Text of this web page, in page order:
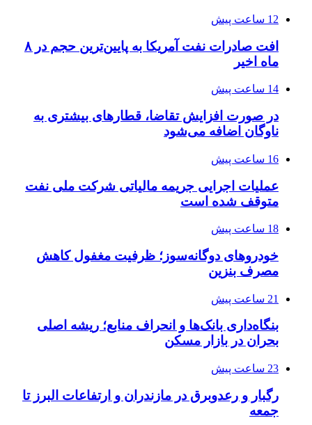
12 ساعت پیش
افت صادرات نفت آمریکا به پایین‌ترین حجم در ۸
ماه اخیر
14 ساعت پیش
در صورت افزایش تقاضا، قطارهای بیشتری به
ناوگان اضافه می‌شود
16 ساعت پیش
عملیات اجرایی جریمه مالیاتی شرکت ملی نفت
متوقف شده است
18 ساعت پیش
خودروهای دوگانه‌سوز؛ ظرفیت مغفول کاهش
مصرف بنزین
21 ساعت پیش
بنگاه‌داری بانک‌ها و انحراف منابع؛ ریشه اصلی
بحران در بازار مسکن
23 ساعت پیش
رگبار و رعدوبرق در مازندران و ارتفاعات البرز تا
جمعه